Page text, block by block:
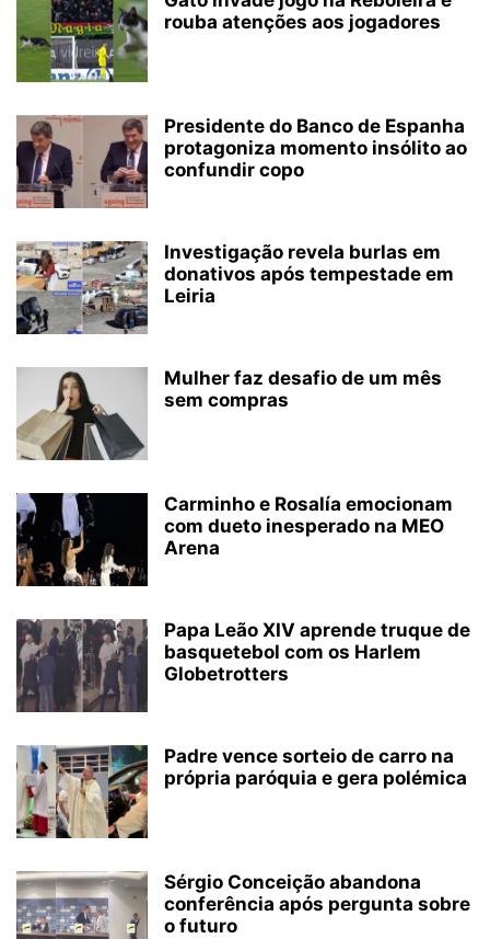
rouba atenções aos jogadores
Presidente do Banco de Espanha
protagoniza momento insólito ao
confundir copo
Investigação revela burlas em
donativos após tempestade em
Leiria
Mulher faz desafio de um mês
sem compras
Carminho e Rosalía emocionam
com dueto inesperado na MEO
Arena
Papa Leão XIV aprende truque de
basquetebol com os Harlem
Globetrotters
Padre vence sorteio de carro na
própria paróquia e gera polémica
Sérgio Conceição abandona
conferência após pergunta sobre
o futuro